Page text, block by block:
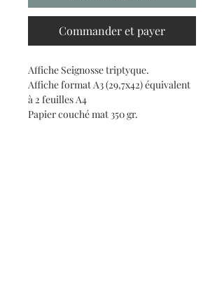
Commander et payer
Affiche Seignosse triptyque.
Affiche format A3 (29,7x42) équivalent
à 2 feuilles A4
Papier couché mat 350 gr.